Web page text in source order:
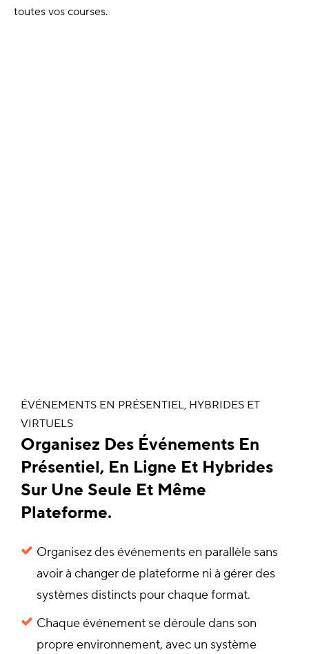
ÉVÉNEMENTS EN PRÉSENTIEL, HYBRIDES ET
VIRTUELS
Organisez Des Événements En
Présentiel, En Ligne Et Hybrides
Sur Une Seule Et Même
Plateforme.
Organisez des événements en parallèle sans
avoir à changer de plateforme ni à gérer des
systèmes distincts pour chaque format.
Chaque événement se déroule dans son
propre environnement, avec un système